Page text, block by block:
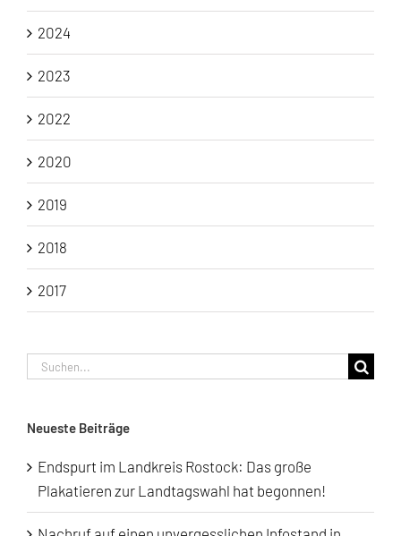
2024
2023
2022
2020
2019
2018
2017
Suche
Neueste Beiträge
Endspurt im Landkreis Rostock: Das große
Plakatieren zur Landtagswahl hat begonnen!